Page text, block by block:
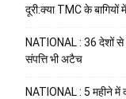
दूरी:क्या TMC के बागियों
NATIONAL : 36 देशों से
संपत्ति भी अटैच
NATIONAL : 5 महीने में